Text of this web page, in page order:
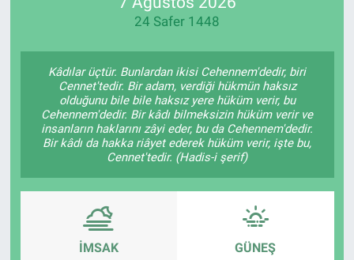
24 Safer 1448
Kâdılar üçtür. Bunlardan ikisi Cehennem'dedir, biri
Cennet'tedir. Bir adam, verdiği hükmün haksız
olduğunu bile bile haksız yere hüküm verir, bu
Cehennem'dedir. Bir kâdı bilmeksizin hüküm verir ve
insanların haklarını zâyi eder, bu da Cehennem'dedir.
Bir kâdı da hakka riâyet ederek hüküm verir, işte bu,
Cennet'tedir. (Hadis-i şerif)
İMSAK GÜNEŞ